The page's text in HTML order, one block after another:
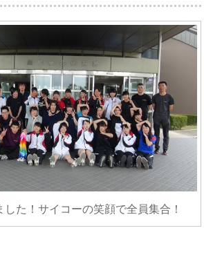
た！サイコーの笑顔で全員集合！